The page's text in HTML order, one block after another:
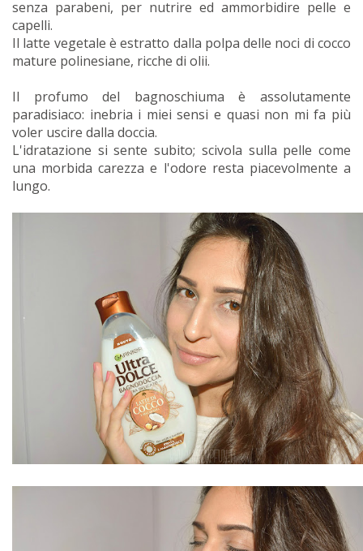
senza parabeni, per nutrire ed ammorbidire pelle e
capelli.
Il latte vegetale è estratto dalla polpa delle noci di cocco
mature polinesiane, ricche di olii.
Il profumo del bagnoschiuma è assolutamente
paradisiaco: inebria i miei sensi e quasi non mi fa più
voler uscire dalla doccia.
L'idratazione si sente subito; scivola sulla pelle come
una morbida carezza e l'odore resta piacevolmente a
lungo.